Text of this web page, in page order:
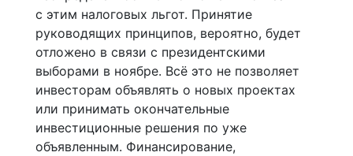
с этим налоговых льгот. Принятие
руководящих принципов, вероятно, будет
отложено в связи с президентскими
выборами в ноябре. Всё это не позволяет
инвесторам объявлять о новых проектах
или принимать окончательные
инвестиционные решения по уже
объявленным. Финансирование,